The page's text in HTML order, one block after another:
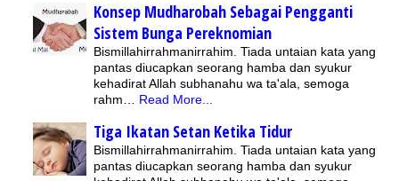
Konsep Mudharobah Sebagai Pengganti
Sistem Bunga Pereknomian
Bismillahirrahmanirrahim. Tiada untaian kata yang
pantas diucapkan seorang hamba dan syukur
kehadirat Allah subhanahu wa ta'ala, semoga
rahm… Read More...
Tiga Ikatan Setan Ketika Tidur
Bismillahirrahmanirrahim. Tiada untaian kata yang
pantas diucapkan seorang hamba dan syukur